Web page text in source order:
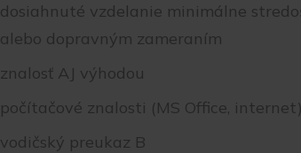
dosiahnuté vzdelanie minimálne
alebo dopravným zameraním
znalosť AJ výhodou
počítačové znalosti (MS Office,
vodičský preukaz B